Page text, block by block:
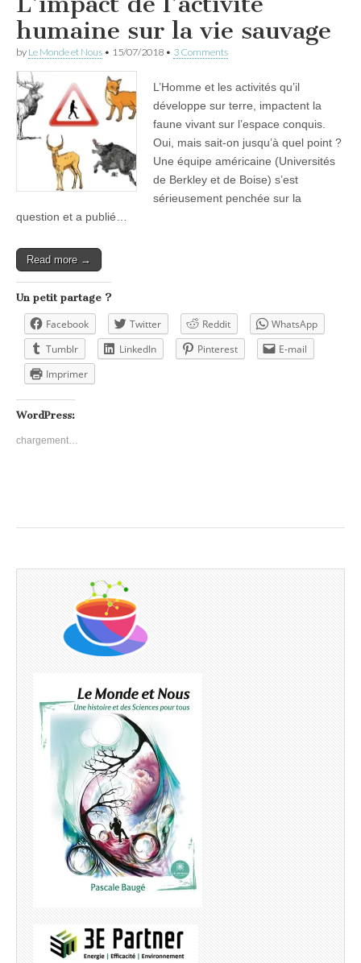
humaine sur la vie sauvage
by Le Monde et Nous • 15/07/2018 • 3 Comments
L’Homme et les activités qu’il
développe sur terre, impactent la
faune vivant sur l’espace conquis.
Oui, mais sait-on jusqu’à quel point ?
Une équipe américaine (Universités
de Berkley et de Boise) s’est
sérieusement penchée sur la
question et a publié…
Read more →
Un petit partage ?
Facebook Twitter Reddit
WhatsApp
Tumblr
LinkedIn Pinterest
E-mail
Imprimer
WordPress:
chargement…